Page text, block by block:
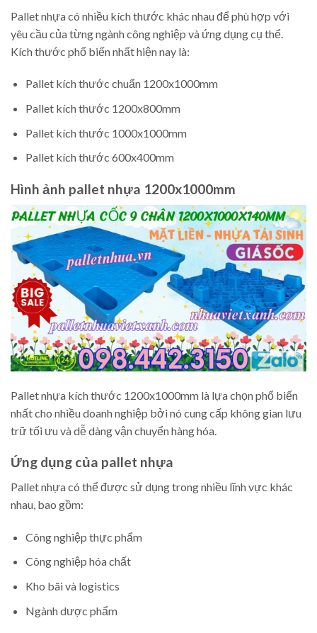
Pallet nhựa có nhiều kích thước khác nhau để phù hợp với
yêu cầu của từng ngành công nghiệp và ứng dụng cụ thể.
Kích thước phổ biến nhất hiện nay là:
Pallet kích thước chuẩn 1200x1000mm
Pallet kích thước 1200x800mm
Pallet kích thước 1000x1000mm
Pallet kích thước 600x400mm
Hình ảnh pallet nhựa 1200x1000mm
Pallet nhựa kích thước 1200x1000mm là lựa chọn phổ biến
nhất cho nhiều doanh nghiệp bởi nó cung cấp không gian lưu
trữ tối ưu và dễ dàng vận chuyển hàng hóa.
Ứng dụng của pallet nhựa
Pallet nhựa có thể được sử dụng trong nhiều lĩnh vực khác
nhau, bao gồm:
Công nghiệp thực phẩm
Công nghiệp hóa chất
Kho bãi và logistics
Ngành dược phẩm